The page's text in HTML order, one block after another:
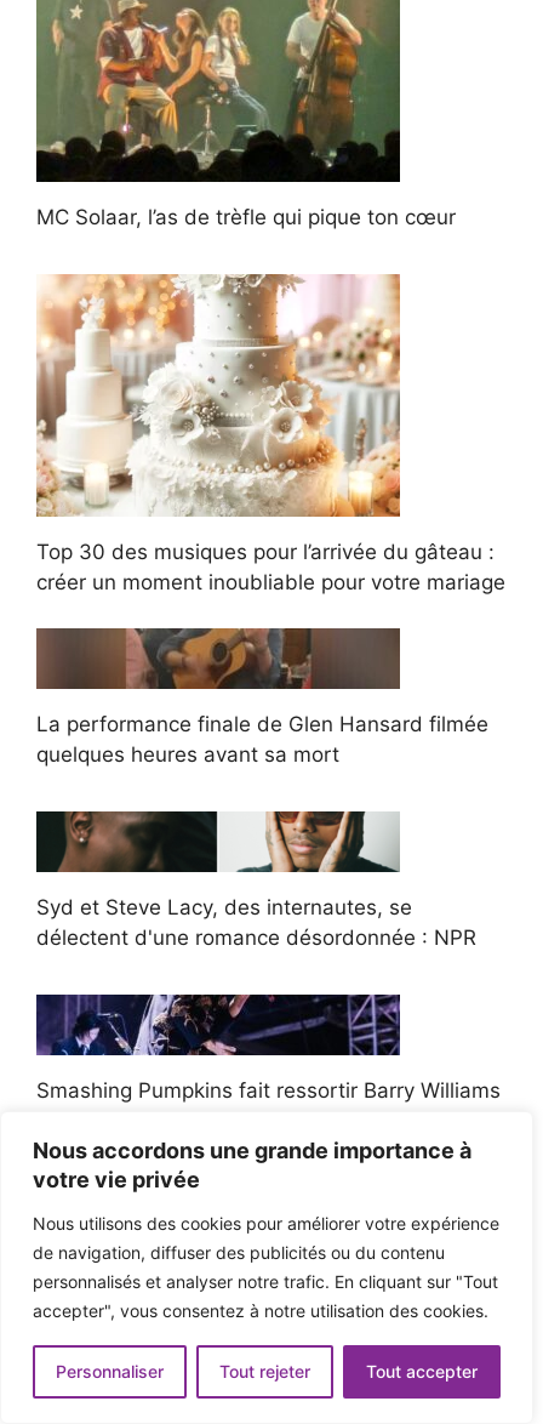
Nous accordons une grande importance à
votre vie privée
Nous utilisons des cookies pour améliorer votre expérience
de navigation, diffuser des publicités ou du contenu
personnalisés et analyser notre trafic. En cliquant sur "Tout
accepter", vous consentez à notre utilisation des cookies.
Personnaliser Tout rejeter Tout accepter
MC Solaar, l’as de trèfle qui pique ton cœur
Top 30 des musiques pour l’arrivée du gâteau :
créer un moment inoubliable pour votre mariage
La performance finale de Glen Hansard filmée
quelques heures avant sa mort
Syd et Steve Lacy, des internautes, se
délectent d'une romance désordonnée : NPR
Smashing Pumpkins fait ressortir Barry Williams
Tony Iommi a attrapé Brian May de Queen pour
un nouvel album solo, mais a raté Geezer Butler